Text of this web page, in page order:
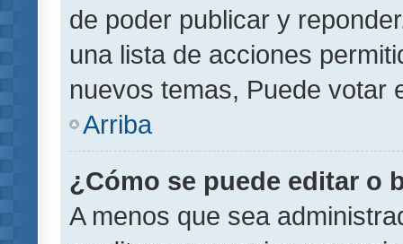
de poder publicar y
una lista de acciones
nuevos temas, Puede votar
Arriba
¿Cómo se puede editar o
A menos que sea